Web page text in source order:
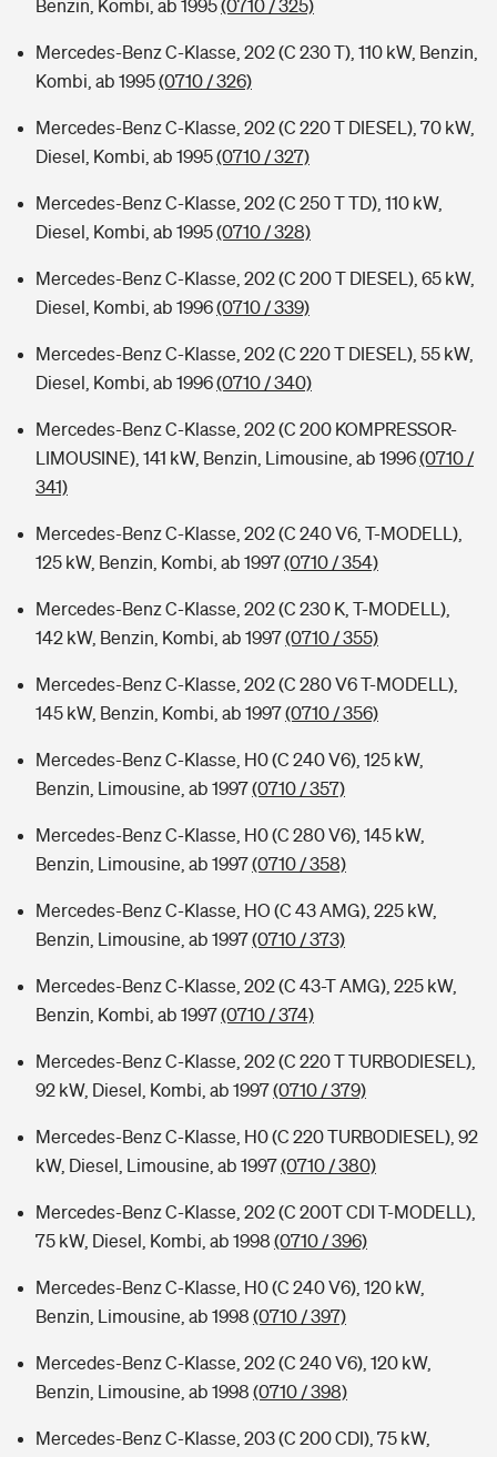
Benzin, Kombi, ab 1995(0710 / 325)
Mercedes-Benz C-Klasse, 202 (C 230 T), 110 kW, Benzin,
Kombi, ab 1995(0710 / 326)
Mercedes-Benz C-Klasse, 202 (C 220 T DIESEL), 70 kW,
Diesel, Kombi, ab 1995(0710 / 327)
Mercedes-Benz C-Klasse, 202 (C 250 T TD), 110 kW,
Diesel, Kombi, ab 1995(0710 / 328)
Mercedes-Benz C-Klasse, 202 (C 200 T DIESEL), 65 kW,
Diesel, Kombi, ab 1996(0710 / 339)
Mercedes-Benz C-Klasse, 202 (C 220 T DIESEL), 55 kW,
Diesel, Kombi, ab 1996(0710 / 340)
Mercedes-Benz C-Klasse, 202 (C 200 KOMPRESSOR-
LIMOUSINE), 141 kW, Benzin, Limousine, ab 1996(0710 /
341)
Mercedes-Benz C-Klasse, 202 (C 240 V6, T-MODELL),
125 kW, Benzin, Kombi, ab 1997(0710 / 354)
Mercedes-Benz C-Klasse, 202 (C 230 K, T-MODELL),
142 kW, Benzin, Kombi, ab 1997(0710 / 355)
Mercedes-Benz C-Klasse, 202 (C 280 V6 T-MODELL),
145 kW, Benzin, Kombi, ab 1997(0710 / 356)
Mercedes-Benz C-Klasse, H0 (C 240 V6), 125 kW,
Benzin, Limousine, ab 1997(0710 / 357)
Mercedes-Benz C-Klasse, H0 (C 280 V6), 145 kW,
Benzin, Limousine, ab 1997(0710 / 358)
Mercedes-Benz C-Klasse, HO (C 43 AMG), 225 kW,
Benzin, Limousine, ab 1997(0710 / 373)
Mercedes-Benz C-Klasse, 202 (C 43-T AMG), 225 kW,
Benzin, Kombi, ab 1997(0710 / 374)
Mercedes-Benz C-Klasse, 202 (C 220 T TURBODIESEL),
92 kW, Diesel, Kombi, ab 1997(0710 / 379)
Mercedes-Benz C-Klasse, H0 (C 220 TURBODIESEL), 92
kW, Diesel, Limousine, ab 1997(0710 / 380)
Mercedes-Benz C-Klasse, 202 (C 200T CDI T-MODELL),
75 kW, Diesel, Kombi, ab 1998 (0710 / 396)
Mercedes-Benz C-Klasse, H0 (C 240 V6), 120 kW,
Benzin, Limousine, ab 1998 (0710 / 397)
Mercedes-Benz C-Klasse, 202 (C 240 V6), 120 kW,
Benzin, Limousine, ab 1998 (0710 / 398)
Mercedes-Benz C-Klasse, 203 (C 200 CDI), 75 kW,